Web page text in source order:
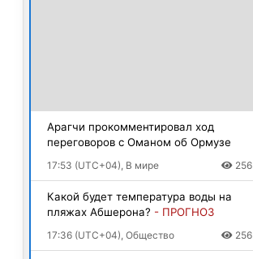
Арагчи прокомментировал ход
переговоров с Оманом об Ормузе
17:53 (UTC+04), В мире 256
Какой будет температура воды на
пляжах Абшерона? - ПРОГНОЗ
17:36 (UTC+04), Общество 256